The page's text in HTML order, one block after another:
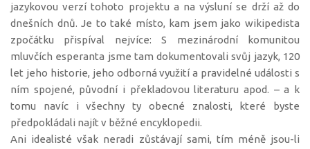
jazykovou verzí tohoto projektu a na výsluní se drží až do
dnešních dnů. Je to také místo, kam jsem jako wikipedista
zpočátku přispíval nejvíce: S mezinárodní komunitou
mluvčích esperanta jsme tam dokumentovali svůj jazyk, 120
let jeho historie, jeho odborná využití a pravidelné události s
ním spojené, původní i překladovou literaturu apod. – a k
tomu navíc i všechny ty obecné znalosti, které byste
předpokládali najít v běžné encyklopedii.
Ani idealisté však neradi zůstávají sami, tím méně jsou-li